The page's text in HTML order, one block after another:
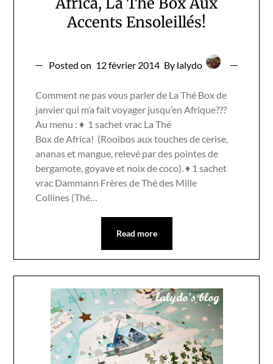
Accents Ensoleillés!
Posted on 12 février 2014 By lalydo
Comment ne pas vous parler de La Thé Box de
janvier qui m’a fait voyager jusqu’en Afrique???
Au menu : ♦ 1 sachet vrac La Thé
Box de Africa! (Rooibos aux touches de cerise,
ananas et mangue, relevé par des pointes de
bergamote, goyave et noix de coco). ♦ 1 sachet
vrac Dammann Frères de Thé des Mille
Collines (Thé…
Read more